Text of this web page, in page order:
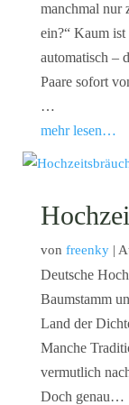
manchmal nur
ein?“ Kaum
automatisch –
Paare sofort
…
mehr lesen…
von freenky|
Deutsche
Baumstamm
Land der
Manche
vermutlich
Doch genau…